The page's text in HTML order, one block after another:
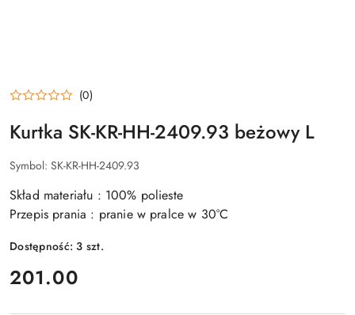
(0)
Kurtka SK-KR-HH-2409.93 beżowy L
Symbol: SK-KR-HH-2409.93
Skład materiału : 100% polieste
Przepis prania : pranie w pralce w 30°C
Dostępność:3 szt.
cena:
201.00